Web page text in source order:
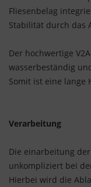
Fliesenbelag
Stabilität durch das
Der hochwertige
wasserbeständig
Somit ist eine lange
Verarbeitung
Die einarbeitung
unkompliziert bei
Hierbei wird die